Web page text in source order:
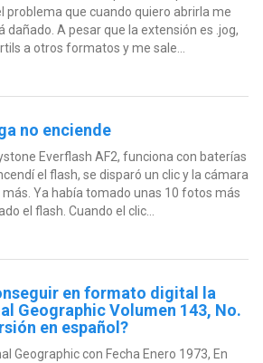
problema que cuando quiero abrirla me
dañado. A pesar que la extensión es .jog,
a otros formatos y me sale...
no enciende
Everflash AF2, funciona con baterías
el flash, se disparó un clic y la cámara
Ya había tomado unas 10 fotos más
el flash. Cuando el clic...
en formato digital la
Geographic Volumen 143, No.
en español?
Geographic con Fecha Enero 1973, En